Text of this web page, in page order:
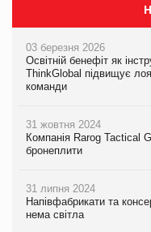
03 березня 2026
Освітній бенефіт як
ThinkGlobal підвищує
команди
31 жовтня 2024
Компанія Rarog Tactical
бронеплити
31 липня 2024
Напівфабрикати та
нема світла